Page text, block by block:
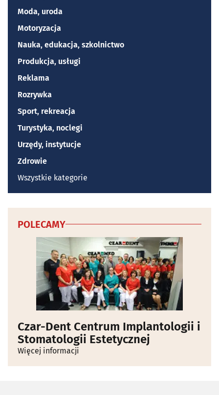
Moda, uroda
Motoryzacja
Nauka, edukacja, szkolnictwo
Produkcja, usługi
Reklama
Rozrywka
Sport, rekreacja
Turystyka, noclegi
Urzędy, instytucje
Zdrowie
Wszystkie kategorie
POLECAMY
Czar-Dent Centrum Implantologii i
Stomatologii Estetycznej
Więcej informacji